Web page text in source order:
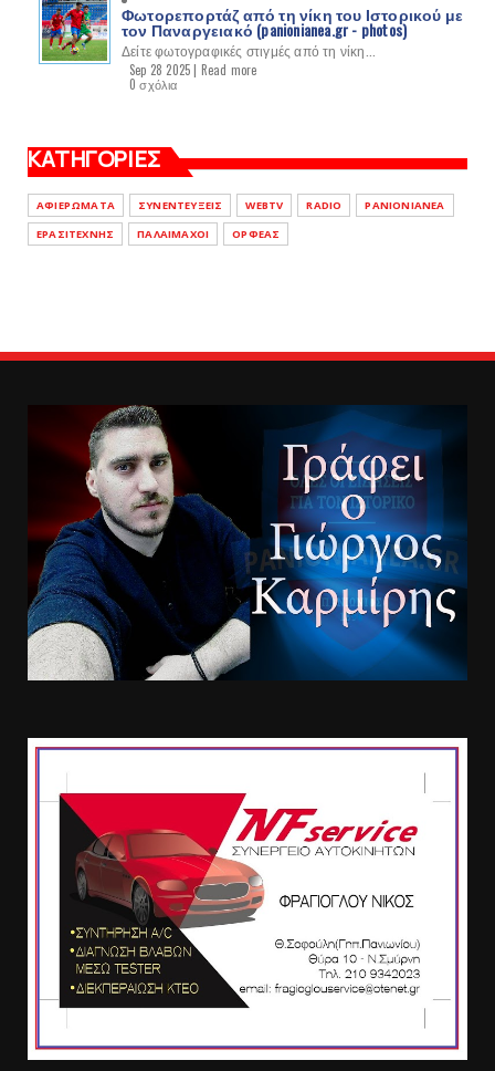
Φωτορεπορτάζ από τη νίκη του Ιστορικού με
τον Παναργειακό (panionianea.gr - photos)
Δείτε φωτογραφικές στιγμές από τη νίκη...
Sep 28 2025 | Read more
0 σχόλια
ΚΑΤΗΓΟΡΙΕΣ
ΑΦΙΕΡΩΜΑΤΑ ΣΥΝΕΝΤΕΥΞΕΙΣ WEBTV RADIO
PANIONIANEA
ΕΡΑΣΙΤΕΧΝΗΣ
ΠΑΛΑΙΜΑΧΟΙ ΟΡΦΕΑΣ